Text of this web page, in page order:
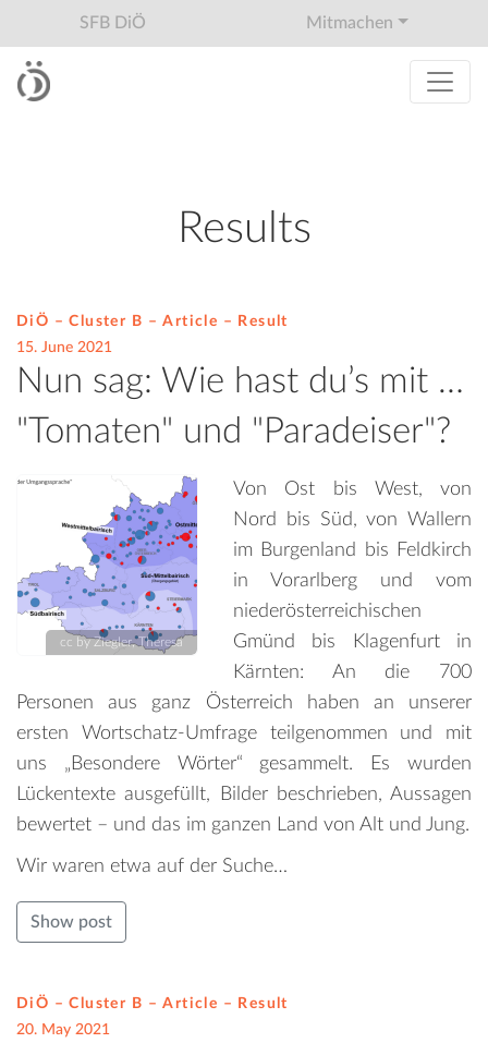
SFB DiÖ Mitmachen
Results
DiÖ – Cluster B – Article –
Result
15. June 2021
Nun sag: Wie hast du’s mit …
"Tomaten" und "Paradeiser"?
cc by Ziegler, Theresa
Von Ost bis West, von
Nord bis Süd, von Wallern
im Burgenland bis Feldkirch
in Vorarlberg und vom
niederösterreichischen
Gmünd bis Klagenfurt in
Kärnten: An die 700
Personen aus ganz Österreich haben an unserer
ersten Wortschatz-Umfrage teilgenommen und mit
uns „Besondere Wörter“ gesammelt. Es wurden
Lückentexte ausgefüllt, Bilder beschrieben, Aussagen
bewertet – und das im ganzen Land von Alt und Jung.
Wir waren etwa auf der Suche…
Show post
DiÖ – Cluster B – Article –
Result
20. May 2021